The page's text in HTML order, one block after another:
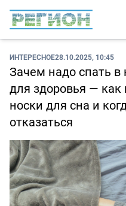
ИНТЕРЕСНОЕ28.10.2025, 10:45
Зачем надо спать в
для здоровья —
носки для сна и
отказаться